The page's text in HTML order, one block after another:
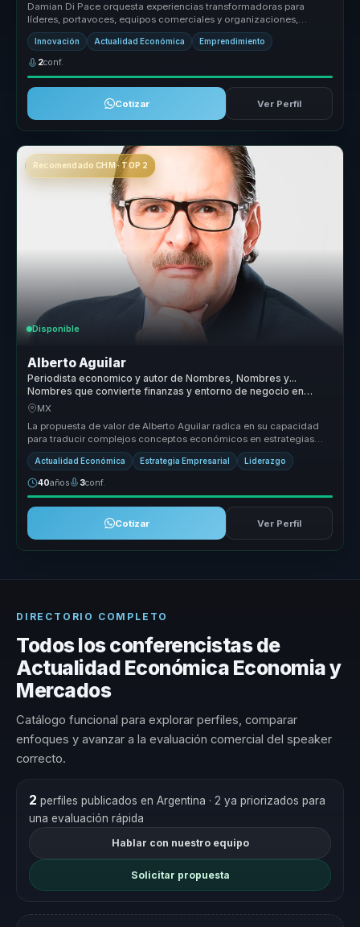
Damian Di Pace orquesta experiencias transformadoras para
líderes, portavoces, equipos comerciales y organizaciones,
permitiéndoles dejar...
Innovación Actualidad Económica Emprendimiento
2conf.
Cotizar Ver Perfil
Recomendado CHM · TOP 2
Disponible
Alberto Aguilar
Periodista economico y autor de Nombres, Nombres y...
Nombres que convierte finanzas y entorno de negocio en
claridad para lideres.
MX
La propuesta de valor de Alberto Aguilar radica en su capacidad
para traducir complejos conceptos económicos en estrategias
prácticas que...
Actualidad Económica Estrategia Empresarial Liderazgo
40años 3conf.
Cotizar Ver Perfil
DIRECTORIO COMPLETO
Todos los conferencistas de
Actualidad Económica Economia y
Mercados
Catálogo funcional para explorar perfiles, comparar
enfoques y avanzar a la evaluación comercial del speaker
correcto.
2 perfiles publicados en Argentina · 2 ya priorizados para
una evaluación rápida
Hablar con nuestro equipo
Solicitar propuesta